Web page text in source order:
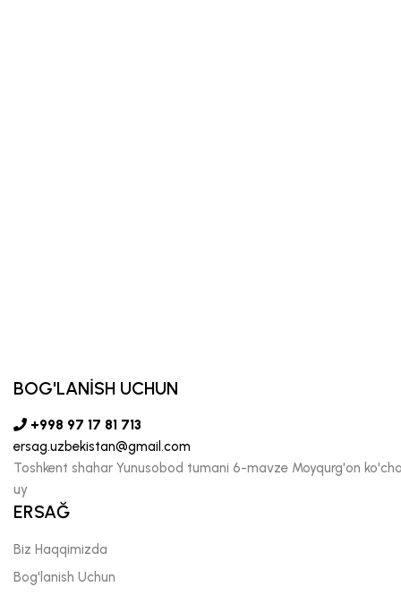
BOG'LANİSH UCHUN
+998 97 17 81 713
ersag.uzbekistan@gmail.com
Toshkent shahar Yunusobod tumani 6-mavze Moyqurg'on
uy
ERSAĞ
Biz Haqqimizda
Bog'lanish Uchun